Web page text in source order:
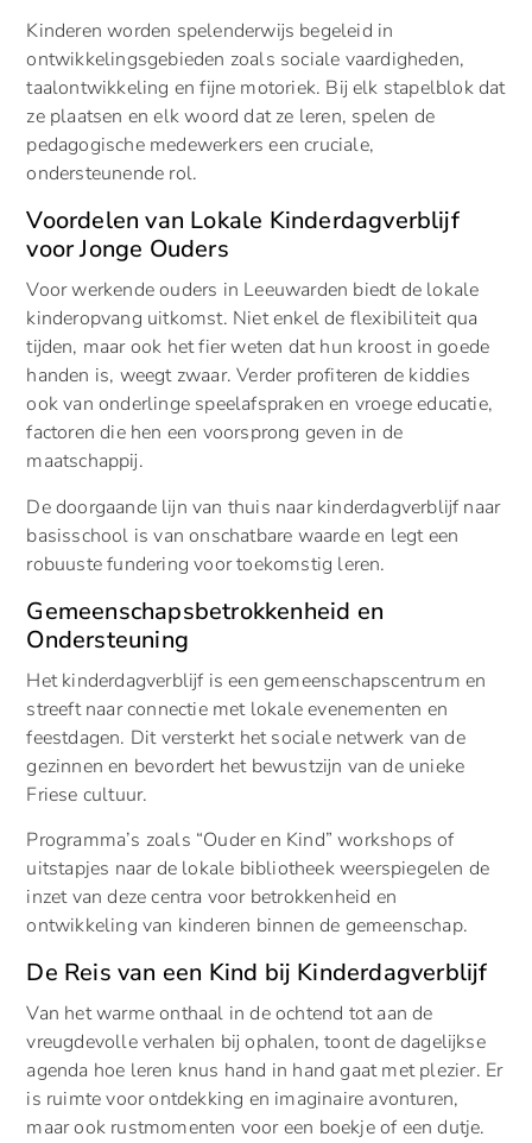
Kinderen worden spelenderwijs begeleid in
ontwikkelingsgebieden zoals sociale vaardigheden,
taalontwikkeling en fijne motoriek. Bij elk stapelblok dat
ze plaatsen en elk woord dat ze leren, spelen de
pedagogische medewerkers een cruciale,
ondersteunende rol.
Voordelen van Lokale Kinderdagverblijf
voor Jonge Ouders
Voor werkende ouders in Leeuwarden biedt de lokale
kinderopvang uitkomst. Niet enkel de flexibiliteit qua
tijden, maar ook het fier weten dat hun kroost in goede
‌handen is, weegt zwaar. Verder profiteren de kiddies
ook van onderlinge speelafspraken en vroege educatie,
factoren die hen een voorsprong geven in de
maatschappij.
De doorgaande lijn van thuis naar kinderdagverblijf naar
basisschool is van onschatbare waarde en legt een
robuuste fundering voor toekomstig leren.
Gemeenschapsbetrokkenheid en
Ondersteuning
Het kinderdagverblijf is een gemeenschapscentrum en
streeft naar connectie met lokale evenementen en
feestdagen. Dit versterkt het sociale netwerk van de
gezinnen en bevordert het bewustzijn van de unieke
Friese cultuur.
Programma’s zoals “Ouder en Kind” workshops of
uitstapjes naar de lokale bibliotheek weerspiegelen de
inzet van deze centra voor betrokkenheid en
ontwikkeling van kinderen binnen de gemeenschap.
De Reis van een Kind bij Kinderdagverblijf
Van het warme onthaal in de ochtend tot aan de
vreugdevolle verhalen bij ophalen, toont de dagelijkse
agenda hoe leren knus hand in hand gaat met plezier. Er
is ruimte voor ontdekking en imaginaire avonturen,
maar ook rustmomenten voor een boekje of een dutje.